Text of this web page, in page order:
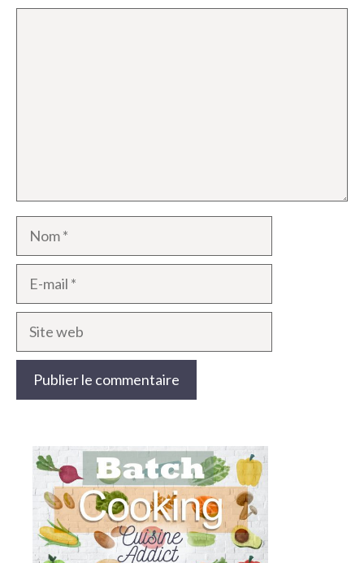
Nom
mail
Site
web